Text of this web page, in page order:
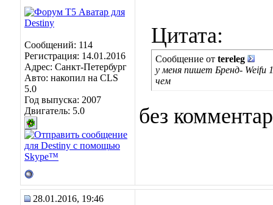
Сообщений: 114
Регистрация: 14.01.2016
Адрес: Санкт-Петербург
Авто: накопил на CLS
5.0
Год выпуска: 2007
Двигатель: 5.0
Цитата:
Сообщение от tereleg
у меня пишет Бренд- Weifu
чем
без
28.01.2016, 19:46